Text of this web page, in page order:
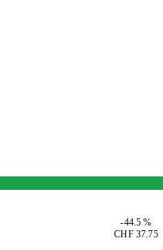
-44.5 %
CHF 37.75